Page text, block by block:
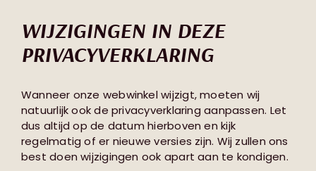
WIJZIGINGEN IN DEZE
PRIVACYVERKLARING
Wanneer onze webwinkel wijzigt, moeten wij
natuurlijk ook de privacyverklaring aanpassen. Let
dus altijd op de datum hierboven en kijk
regelmatig of er nieuwe versies zijn. Wij zullen ons
best doen wijzigingen ook apart aan te kondigen.